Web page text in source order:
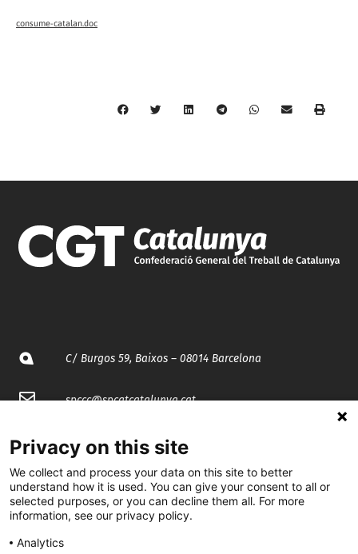
consume-catalan.doc
C/ Burgos 59, Baixos – 08014 Barcelona
spccc@spcgtcatalunya.cat
@CGTCatalunya
cgtcatalunya
CGTCatalunya
Privacy on this site
We collect and process your data on this site to better
understand how it is used. You can give your consent to all or
selected purposes, or you can decline them all. For more
information, see our privacy policy.
Analytics